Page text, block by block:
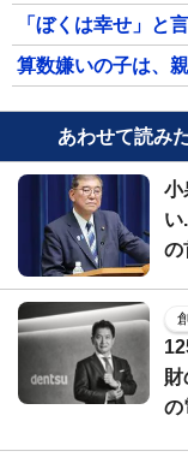
「ぼくは幸せ」と
算数嫌いの子は、
あわせて読み
小
い
の
財
の